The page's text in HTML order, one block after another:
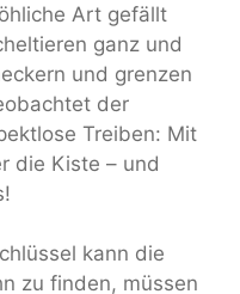
Art gefällt
ganz und
und grenzen
der
Treiben: Mit
die Kiste – und
kann die
zu finden, müssen